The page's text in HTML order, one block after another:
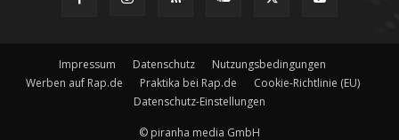
Impressum Datenschutz
Nutzungsbedingungen
Werben auf Rap.de
Praktika bei Rap.de
Cookie-Richtlinie (EU)
Datenschutz-Einstellungen
© piranha media GmbH